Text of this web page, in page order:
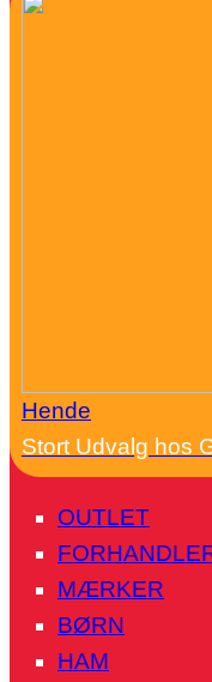
Hende
Stort Udvalg hos
OUTLET
MÆRKER
BØRN
HAM